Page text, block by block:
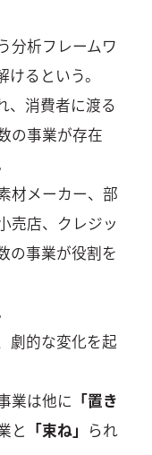
分析フレームワ
るという。
、消費者に渡る
の事業が存在
材メーカー、部
売店、クレジッ
の事業が役割を
劇的な変化を起
業は他に 「置き
と 「束ね」 られ